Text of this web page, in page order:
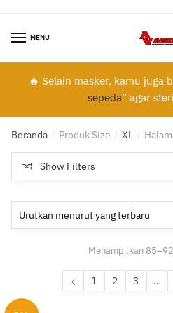
to
to
MENU
🔥 Selain masker, kamu juga
sepeda” agar
Beranda / Produk Size / XL /
Show Filters
Menampilkan
1 2 3 …